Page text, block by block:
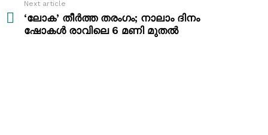
Next article
‘ലോക’ തീർത്ത തരംഗം; നാലാം ദിനം
ഷോകൾ രാവിലെ 6 മണി മുതൽ